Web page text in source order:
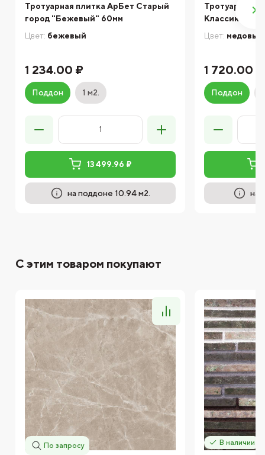
Тротуарная плитка АрБет Старый
город "Бежевый" 60мм
Цвет: бежевый
1 234.00 ₽
Поддон 1 м2.
13 499.96 ₽
на поддоне 10.94 м2.
Тротуарная
Классико
Цвет: медовый
1 720.00 ₽
Поддон
на
С этим товаром покупают
По запросу В наличии